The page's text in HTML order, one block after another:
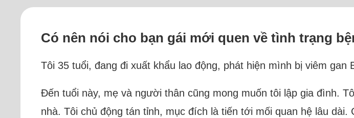
Có nên nói cho bạn gái mới quen về tình trạng
Tôi 35 tuổi, đang đi xuất khẩu lao động, phát hiện mình bị viêm gan
Đến tuổi này, mẹ và người thân cũng mong muốn tôi lập gia đình.
nhà. Tôi chủ động tán tỉnh, mục đích là tiến tới mối quan hệ lâu